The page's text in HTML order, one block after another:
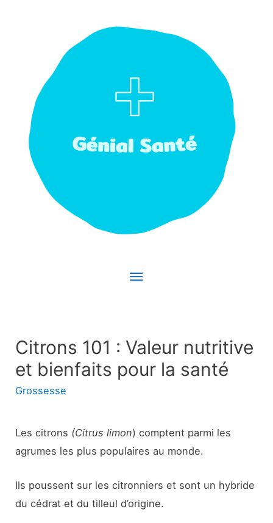
Menu
Citrons 101 : Valeur nutritive
et bienfaits pour la santé
Grossesse
Les citrons (Citrus limon) comptent parmi les
agrumes les plus populaires au monde.
Ils poussent sur les citronniers et sont un hybride
du cédrat et du tilleul d’origine.